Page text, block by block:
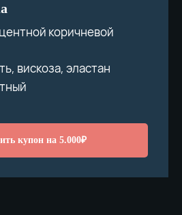
коричневой
вискоза, эластан
купон на 5.000₽